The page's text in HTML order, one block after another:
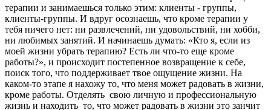
терапии и занимаешься только этим: клиенты - группы,
клиенты-группы. И вдруг осознаешь, что кроме терапии у
тебя ничего нет: ни развлечений, ни удовольствий, ни хобби,
ни любимых занятий. И начинаешь думать: «Кто я, если из
моей жизни убрать терапию? Есть ли что-то еще кроме
работы?», и происходит постепенное возвращение к себе,
поиск того, что поддерживает твое ощущение жизни. На
каком-то этапе я нахожу то, что меня может радовать в жизни,
кроме работы. Отделять свою личную и профессиональную
жизнь и находить то, что может радовать в жизни это занчит